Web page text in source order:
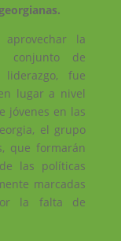
la
conjunto de
fue
lugar a nivel
jóvenes en las
el grupo
que formarán
las políticas
marcadas
la falta de